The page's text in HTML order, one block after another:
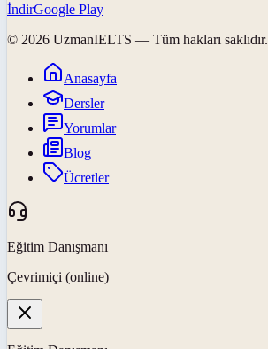
İndirGoogle Play
© 2026 UzmanIELTS — Tüm hakları saklıdır.
Anasayfa
Dersler
Yorumlar
Blog
Ücretler
Eğitim Danışmanı
Çevrimiçi (online)